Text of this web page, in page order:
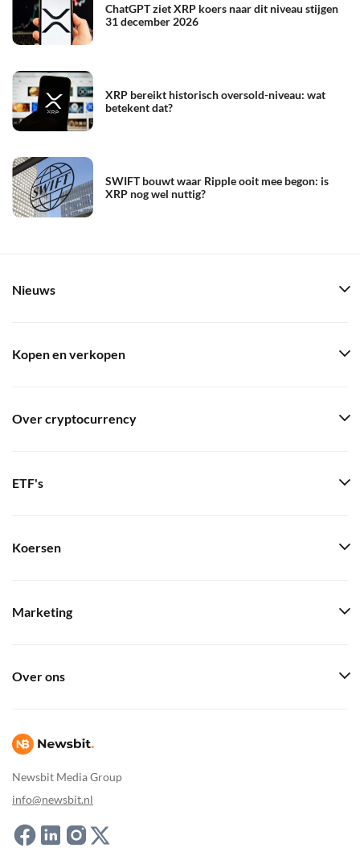
ChatGPT ziet XRP koers naar dit niveau stijgen
31 december 2026
XRP bereikt historisch oversold-niveau: wat
betekent dat?
SWIFT bouwt waar Ripple ooit mee begon: is
XRP nog wel nuttig?
Newsbit Media Group
info@newsbit.nl
Nieuws
Kopen en verkopen
Over cryptocurrency
ETF's
Koersen
Marketing
Over ons